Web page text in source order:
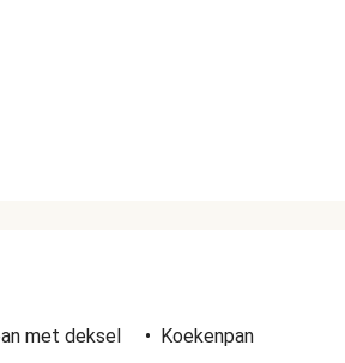
met deksel • Koekenpan